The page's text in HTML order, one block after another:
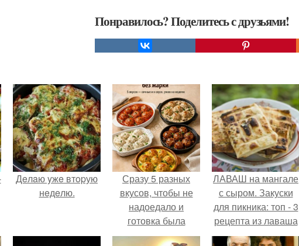
Понравилось? Поделитесь с друзьями!
Дeлaю yжe втopую
нeдeлю.
Сразу 5 разных
вкусов, чтобы не
надоедало и
готовка была
проще.
ЛАВАШ на мангале
с сыром. Закуски
для пикника: топ - 3
рецепта из лаваша
на мангале на